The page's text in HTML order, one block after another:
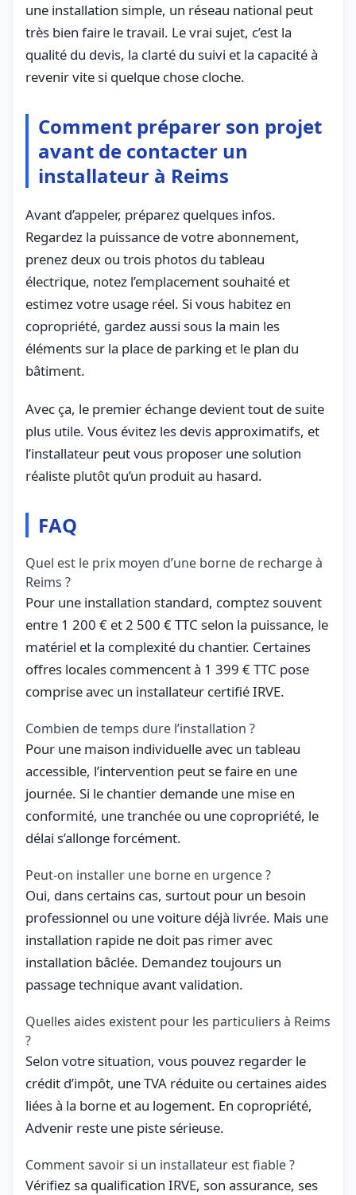
une installation simple, un réseau national peut
très bien faire le travail. Le vrai sujet, c’est la
qualité du devis, la clarté du suivi et la capacité à
revenir vite si quelque chose cloche.
Comment préparer son projet
avant de contacter un
installateur à Reims
Avant d’appeler, préparez quelques infos.
Regardez la puissance de votre abonnement,
prenez deux ou trois photos du tableau
électrique, notez l’emplacement souhaité et
estimez votre usage réel. Si vous habitez en
copropriété, gardez aussi sous la main les
éléments sur la place de parking et le plan du
bâtiment.
Avec ça, le premier échange devient tout de suite
plus utile. Vous évitez les devis approximatifs, et
l’installateur peut vous proposer une solution
réaliste plutôt qu’un produit au hasard.
FAQ
Quel est le prix moyen d’une borne de recharge à
Reims ?
Pour une installation standard, comptez souvent
entre 1 200 € et 2 500 € TTC selon la puissance, le
matériel et la complexité du chantier. Certaines
offres locales commencent à 1 399 € TTC pose
comprise avec un installateur certifié IRVE.
Combien de temps dure l’installation ?
Pour une maison individuelle avec un tableau
accessible, l’intervention peut se faire en une
journée. Si le chantier demande une mise en
conformité, une tranchée ou une copropriété, le
délai s’allonge forcément.
Peut-on installer une borne en urgence ?
Oui, dans certains cas, surtout pour un besoin
professionnel ou une voiture déjà livrée. Mais une
installation rapide ne doit pas rimer avec
installation bâclée. Demandez toujours un
passage technique avant validation.
Quelles aides existent pour les particuliers à Reims
?
Selon votre situation, vous pouvez regarder le
crédit d’impôt, une TVA réduite ou certaines aides
liées à la borne et au logement. En copropriété,
Advenir reste une piste sérieuse.
Comment savoir si un installateur est fiable ?
Vérifiez sa qualification IRVE, son assurance, ses